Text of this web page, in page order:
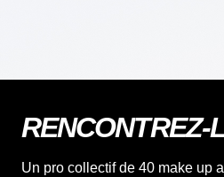
RENCONTREZ-
Un pro collectif de 40 make up